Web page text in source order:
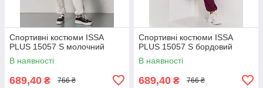
Спортивні костюми ISSA
PLUS 15057 S молочний
В наявності
689,40 ₴ 766 ₴
Спортивні костюми ISSA
PLUS 15057 S бордовий
В наявності
689,40 ₴ 766 ₴